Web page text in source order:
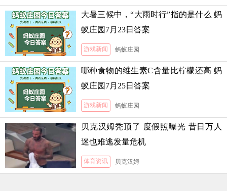
大暑三候中，“大雨时行”指的是什么 蚂
蚁庄园7月23日答案
游戏新闻 蚂蚁庄园
哪种食物的维生素C含量比柠檬还高 蚂
蚁庄园7月25日答案
游戏新闻 蚂蚁庄园
贝克汉姆秃顶了 度假照曝光 昔日万人
迷也难逃发量危机
体育资讯 贝克汉姆